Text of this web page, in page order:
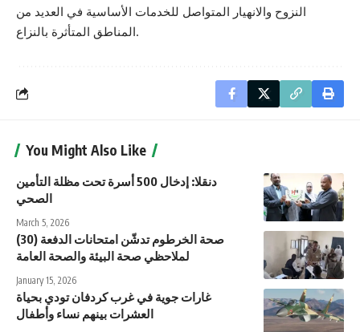
النزوح والانهيار المتواصل للخدمات الأساسية في العديد من
المناطق المتأثرة بالنزاع.
You Might Also Like
دنقلا: إدخال 500 أسرة تحت مظلة التأمين
الصحي
March 5, 2026
صحة الخرطوم تدشّن امتحانات الدفعة (30)
لملاحظي صحة البيئة والصحة العامة
January 15, 2026
غارات جوية في غرب كردفان تودي بحياة
العشرات بينهم نساء وأطفال